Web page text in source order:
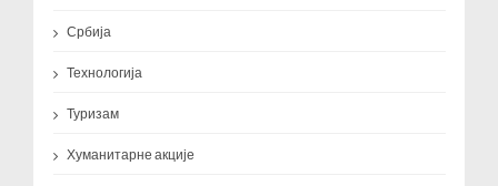
Србија
Технологија
Туризам
Хуманитарне акције